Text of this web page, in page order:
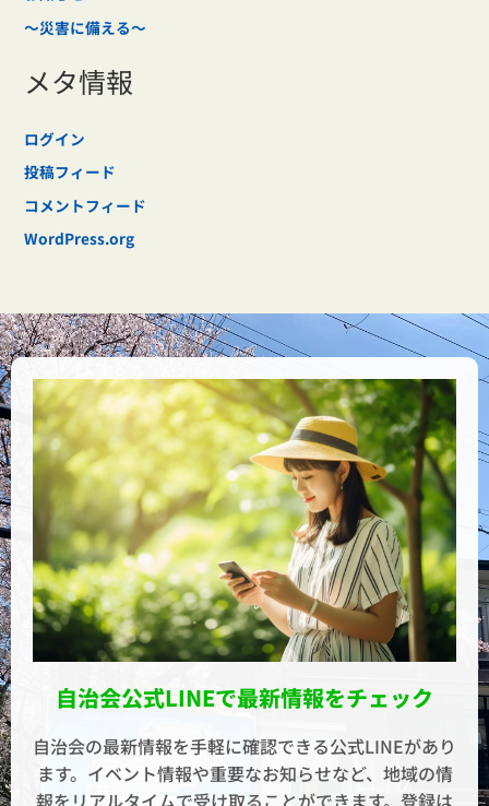
～災害に備える～
メタ情報
ログイン
投稿フィード
コメントフィード
WordPress.org
自治会公式LINEで最新情報をチェック
自治会の最新情報を手軽に確認できる公式LINEがあり
ます。イベント情報や重要なお知らせなど、地域の情
報をリアルタイムで受け取ることができます。登録は